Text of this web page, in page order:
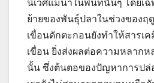
นิเวศแม่น้ำในพื้นที่นั้นๆ โดยเ
ย้ายของพันธุ์ปลาในช่วงของฤ
เขื่อนดักตะกอนยังทำให้สารเ
เขื่อน ยิ่งส่งผลต่อความหลาก
นั้น ซึ่งต้นตอของปัญหาการปล่